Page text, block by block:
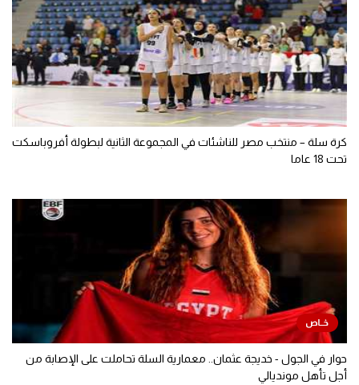
كرة سلة – منتخب مصر للناشئات في المجموعة الثانية لبطولة أفروباسكت
تحت 18 عاما
حوار في الجول - خديجة عثمان.. معمارية السلة تحاملت على الإصابة من
أجل تأهل مونديالي